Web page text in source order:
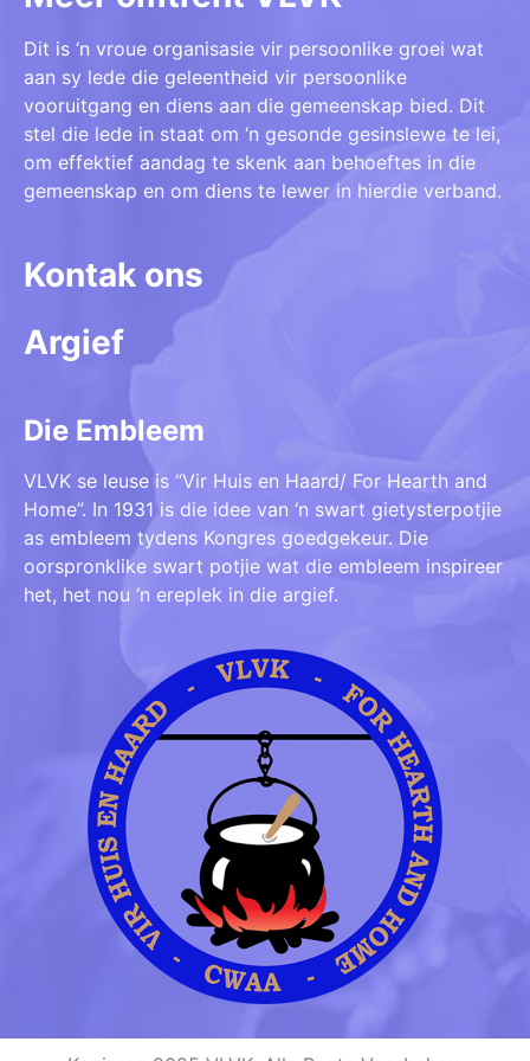
Dit is ‘n vroue organisasie vir persoonlike groei wat
aan sy lede die geleentheid vir persoonlike
vooruitgang en diens aan die gemeenskap bied. Dit
stel die lede in staat om ‘n gesonde gesinslewe te lei,
om effektief aandag te skenk aan behoeftes in die
gemeenskap en om diens te lewer in hierdie verband.
Kontak ons
Argief
Die Embleem
VLVK se leuse is “Vir Huis en Haard/ For Hearth and
Home”. In 1931 is die idee van ‘n swart gietysterpotjie
as embleem tydens Kongres goedgekeur. Die
oorspronklike swart potjie wat die embleem inspireer
het, het nou ‘n ereplek in die argief.